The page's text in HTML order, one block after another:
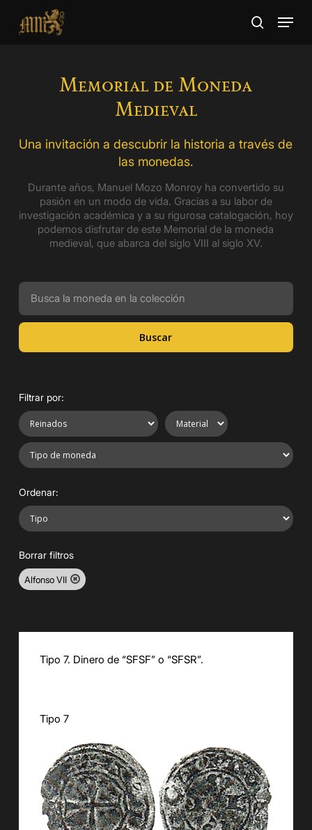
main
search
Menu
Memorial de Moneda
Medieval
Una invitación a descubrir la historia a través de
las monedas.
Durante años, Manuel Mozo Monroy ha convertido su
pasión en un modo de vida. Gracias a su labor de
investigación académica y a su rigurosa catalogación, hoy
podemos disfrutar de este Memorial de la moneda
medieval, que abarca del siglo VIII al siglo XV.
Buscar
Filtrar por:
Ordenar:
Borrar filtros
Alfonso VII
Tipo 7. Dinero de “SFSF” o “SFSR”.
Tipo 7